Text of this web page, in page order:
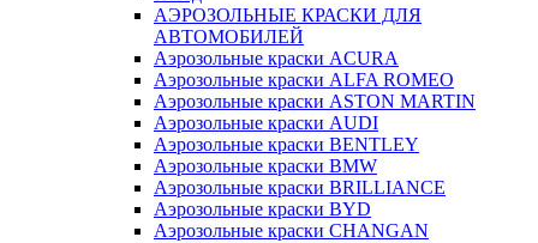
АЭРОЗОЛЬНЫЕ КРАСКИ ДЛЯ
АВТОМОБИЛЕЙ
Аэрозольные краски ACURA
Аэрозольные краски ALFA ROMEO
Аэрозольные краски ASTON MARTIN
Аэрозольные краски AUDI
Аэрозольные краски BENTLEY
Аэрозольные краски BMW
Аэрозольные краски BRILLIANCE
Аэрозольные краски BYD
Аэрозольные краски CHANGAN